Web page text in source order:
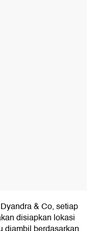
& Co, setiap
disiapkan lokasi